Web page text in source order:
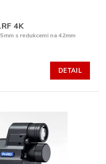
4K
s redukcemi na 42mm
DETAIL